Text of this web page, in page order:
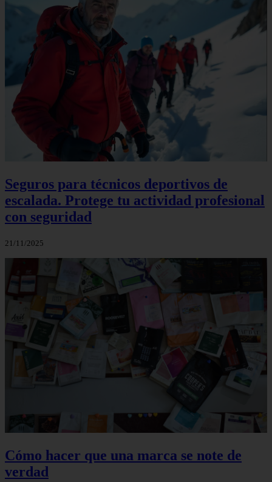
Seguros para técnicos deportivos de
escalada. Protege tu actividad profesional
con seguridad
21/11/2025
Cómo hacer que una marca se note de
verdad